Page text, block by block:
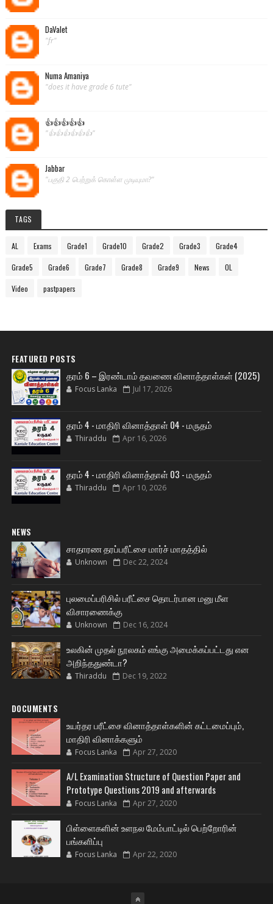
DaValet
"fr"
Numa Amaniya
"does it have grade 6 tute"
👍👍👍👍👍
"👍👍👍👍👍👍"
Jabbar
"பகுதி 2 பெற்றுக் கொள்ள முடியுமா?"
TAGS
AL Exams Grade1 Grade10 Grade2 Grade3 Grade4
Grade5 Grade6 Grade7 Grade8 Grade9 News OL
Video pastpapers
FEATURED POSTS
தரம் 6 – இரண்டாம் தவணை வினாத்தாள்கள் (2025)
Focus Lanka Jul 17, 2026
தரம் 4 - மாதிரி வினாத்தாள் 04 - மருதம்
Thiraddu Apr 16, 2026
தரம் 4 - மாதிரி வினாத்தாள் 03 - மருதம்
Thiraddu Apr 10, 2026
NEWS
சாதாரண தரப்பரீட்சை மார்ச் மாதத்தில்
Unknown Dec 22, 2024
புலமைப்பரிசில் பரீட்சை தொடர்பான மனு மீள
விசாரணைக்கு
Unknown Dec 16, 2024
உலகின் முதல் நூலகம் எங்கு அமைக்கப்பட்டது என
அறிந்ததுண்டா?
Thiraddu Dec 19, 2022
DOCUMENTS
உயர்தர பரீட்சை வினாத்தாள்களின் கட்டமைப்பும்,
மாதிரி வினாக்களும்
Focus Lanka Apr 27, 2020
A/L Examination Structure of Question Paper and
Prototype Questions 2019 and afterwards
Focus Lanka Apr 27, 2020
பிள்ளைகளின் உளநல மேம்பாட்டில் பெற்றோரின்
பங்களிப்பு
Focus Lanka Apr 22, 2020